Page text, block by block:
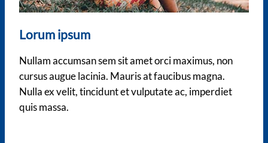
Lorum ipsum
Nullam accumsan sem sit amet orci maximus, non
cursus augue lacinia. Mauris at faucibus magna.
Nulla ex velit, tincidunt et vulputate ac, imperdiet
quis massa.